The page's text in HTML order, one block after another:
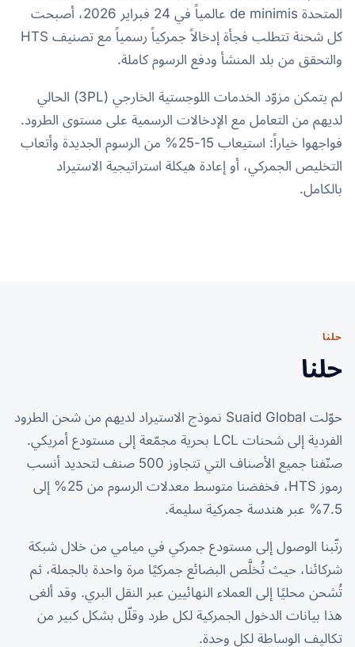
المتحدة de minimis عالمياً في 24 فبراير 2026، أصبحت
كل شحنة تتطلب فجأة إدخالاً جمركياً رسمياً مع تصنيف HTS
والتحقق من بلد المنشأ ودفع الرسوم كاملة.
لم يتمكن مزوّد الخدمات اللوجستية الخارجي (3PL) الحالي
لديهم من التعامل مع الإدخالات الرسمية على مستوى الطرود.
فواجهوا خياراً: استيعاب 15-25% من الرسوم الجديدة وأتعاب
التخليص الجمركي، أو إعادة هيكلة استراتيجية الاستيراد
بالكامل.
حلنا
حلنا
حوّلت Suaid Global نموذج الاستيراد لديهم من شحن الطرود
الفردية إلى شحنات LCL بحرية مجمّعة إلى مستودع أمريكي.
صنّفنا جميع الأصناف التي تتجاوز 500 صنف لتحديد أنسب
رموز HTS، فخفضنا متوسط معدلات الرسوم من 25% إلى
7.5% عبر هندسة جمركية سليمة.
رتّبنا الوصول إلى مستودع جمركي في ميامي من خلال شبكة
شركائنا، حيث تُخلَّص البضائع جمركيًا مرة واحدة بالجملة، ثم
تُشحن محليًا إلى العملاء النهائيين عبر النقل البري. وقد ألغى
هذا بيانات الدخول الجمركية لكل طرد وقلّل بشكل كبير من
تكاليف الوساطة لكل وحدة.